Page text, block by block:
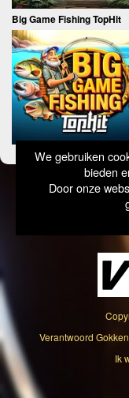
We gebruiken
bieden
Door onze
Big Game Fishing TopHit
Verantwoord
Ik